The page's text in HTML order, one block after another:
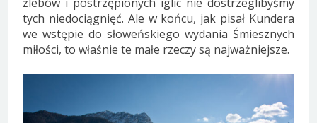
tych niedociągnięć. Ale w końcu, jak pisał Kundera
we wstępie do słoweńskiego wydania Śmiesznych
miłości, to właśnie te małe rzeczy są najważniejsze.